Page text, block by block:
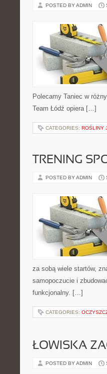
POSTED BY ADMIN
Polecamy Taniec w
Team Łódź opiera […]
CATEGORIES: ROŚLINY
TRENING
POSTED BY ADMIN
za sobą wiele startów,
samopoczucie i
funkcjonalny. […]
CATEGORIES:
ŁOWISKA
POSTED BY ADMIN